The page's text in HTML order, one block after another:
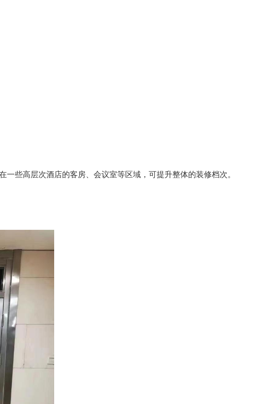
些高层次酒店的客房、会议室等区域，可提升整体的装修档次。